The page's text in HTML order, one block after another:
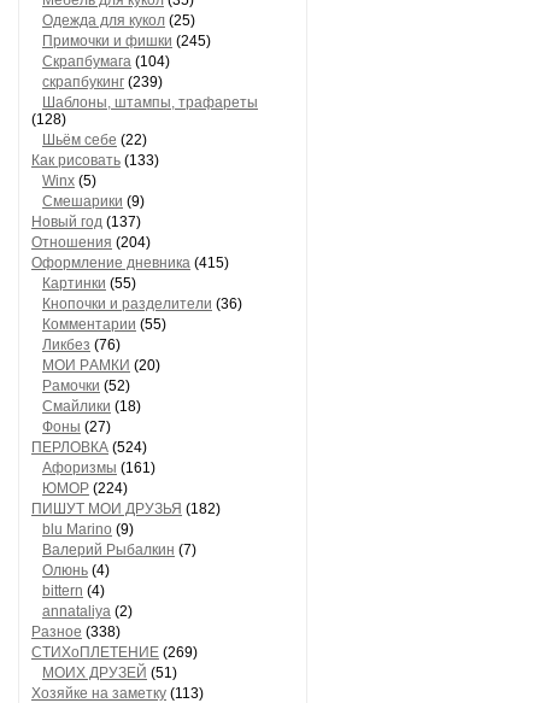
Одеждa для кукол (25)
Примочки и фишки (245)
Скрaпбумaгa (104)
скрапбукинг (239)
Шaблоны, штaмпы, трaфaреты
(128)
Шьём себе (22)
Как рисовать (133)
Winx (5)
Смешарики (9)
Новый год (137)
Отношения (204)
Оформление дневника (415)
Кaртинки (55)
Кнопочки и рaзделители (36)
Комментaрии (55)
Ликбез (76)
МОИ РAМКИ (20)
Рaмочки (52)
Смaйлики (18)
Фоны (27)
ПЕРЛОВКА (524)
Aфоризмы (161)
ЮМОР (224)
ПИШУТ МОИ ДРУЗЬЯ (182)
blu Marino (9)
Валерий Рыбалкин (7)
Олюнь (4)
bittern (4)
annataliya (2)
Разное (338)
СТИХоПЛЕТЕНИЕ (269)
МОИХ ДРУЗЕЙ (51)
Хозяйке на заметку (113)